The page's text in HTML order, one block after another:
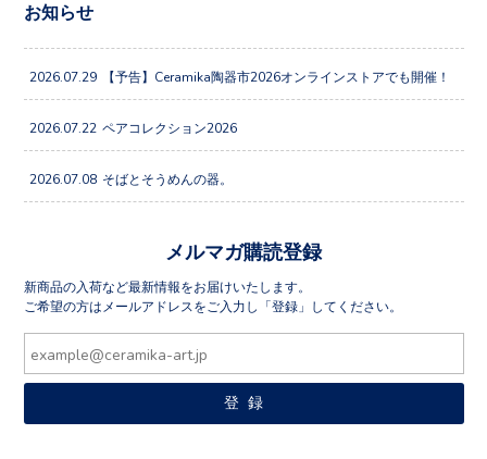
お知らせ
2026.07.29 【予告】Ceramika陶器市2026オンラインストアでも開催！
2026.07.22 ペアコレクション2026
2026.07.08 そばとそうめんの器。
メルマガ購読登録
新商品の入荷など最新情報をお届けいたします。
ご希望の方はメールアドレスをご入力し「登録」してください。